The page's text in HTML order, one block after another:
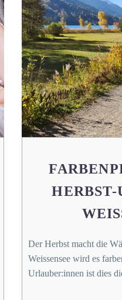
Der Herbst macht die
Weissensee wird es
Urlauber:innen ist dies